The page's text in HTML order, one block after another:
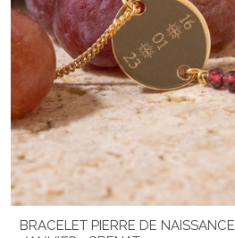
BRACELET PIERRE DE NAISSANCE